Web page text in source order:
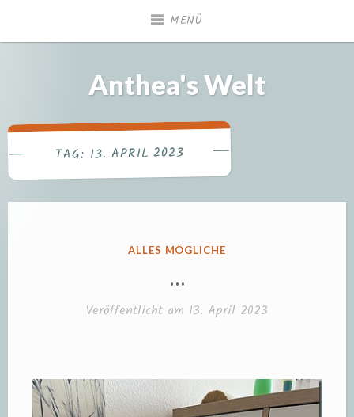
MENÜ
Anthea's Welt
TAG: 13. APRIL 2023
VERÖFFENTLICHT
ALLES MÖGLICHE
…
Veröffentlicht am 13. April 2023